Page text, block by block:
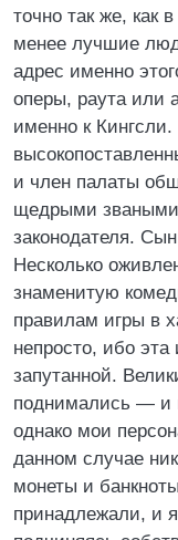
точно так же, как
менее лучшие
адрес именно
оперы, раута или
именно к
и член палаты
щедрыми
законодателя.
Несколько
знаменитую
правилам игры в
непросто, ибо
запутанной.
поднимались — и
однако мои
данном случае
монеты и
принадлежали, и